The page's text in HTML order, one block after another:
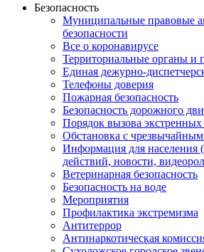
Безопасность
Муниципальные правовые
безопасности
Все о коронавирусе
Территориальные органы и
Единая дежурно-
Телефоны доверия
Пожарная безопасность
Безопасность дорожного
Порядок вызова
Обстановка с
Информация для населения
действий, новости,
Ветеринарная безопасность
Безопасность на воде
Мероприятия
Профилактика экстремизма
Антитеррор
Антинаркотическая